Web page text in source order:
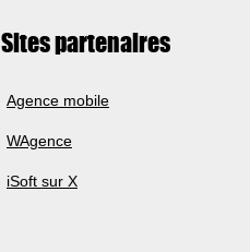
Sites partenaires
Agence mobile
WAgence
iSoft sur X